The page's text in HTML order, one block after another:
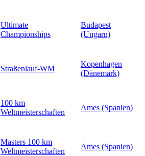
Ultimate
Championships
Budapest
(Ungarn)
Straßenlauf-WM
Kopenhagen
(Dänemark)
100 km
Weltmeisterschaften
Ames (Spanien)
Masters 100 km
Weltmeisterschaften
Ames (Spanien)